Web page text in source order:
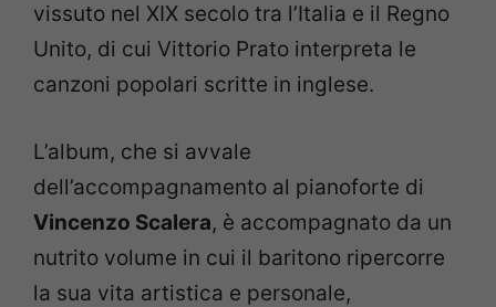
vissuto nel XIX secolo tra l’Italia e il Regno
Unito, di cui Vittorio Prato interpreta le
canzoni popolari scritte in inglese.
L’album, che si avvale
dell’accompagnamento al pianoforte di
Vincenzo Scalera, è accompagnato da un
nutrito volume in cui il baritono ripercorre
la sua vita artistica e personale,